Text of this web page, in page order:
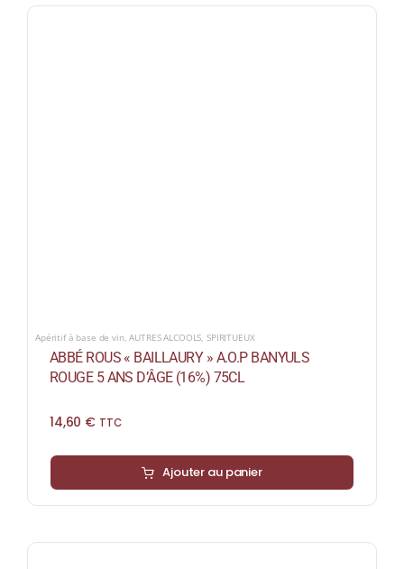
Apéritif à base de vin,AUTRES ALCOOLS, SPIRITUEUX
ABBÉ ROUS « BAILLAURY » A.O.P BANYULS
ROUGE 5 ANS D’ÂGE (16%) 75CL
14,60 € TTC
Ajouter au panier